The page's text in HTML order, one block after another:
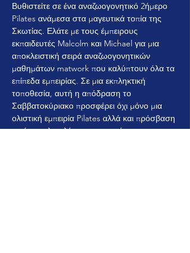
Βυθιστείτε σε ένα αναζωογονητικό 2ήμερο
Pilates ανάμεσα στα μαγευτικά τοπία της
Σκωτίας. Ελάτε με τους έμπειρους
εκπαιδευτές Malcolm και Michael για μια
αποκλειστική σειρά αναζωογονητικών
μαθημάτων matwork που καλύπτουν όλα τα
επίπεδα εμπειρίας. Σε μια εκπληκτική
τοποθεσία, αυτή η απόδραση το
Σαββατοκύριακο προσφέρει όχι μόνο μια
ολιστική εμπειρία Pilates αλλά και πρόσβαση
σε ένα πολυτελές σπα και πισίνα,